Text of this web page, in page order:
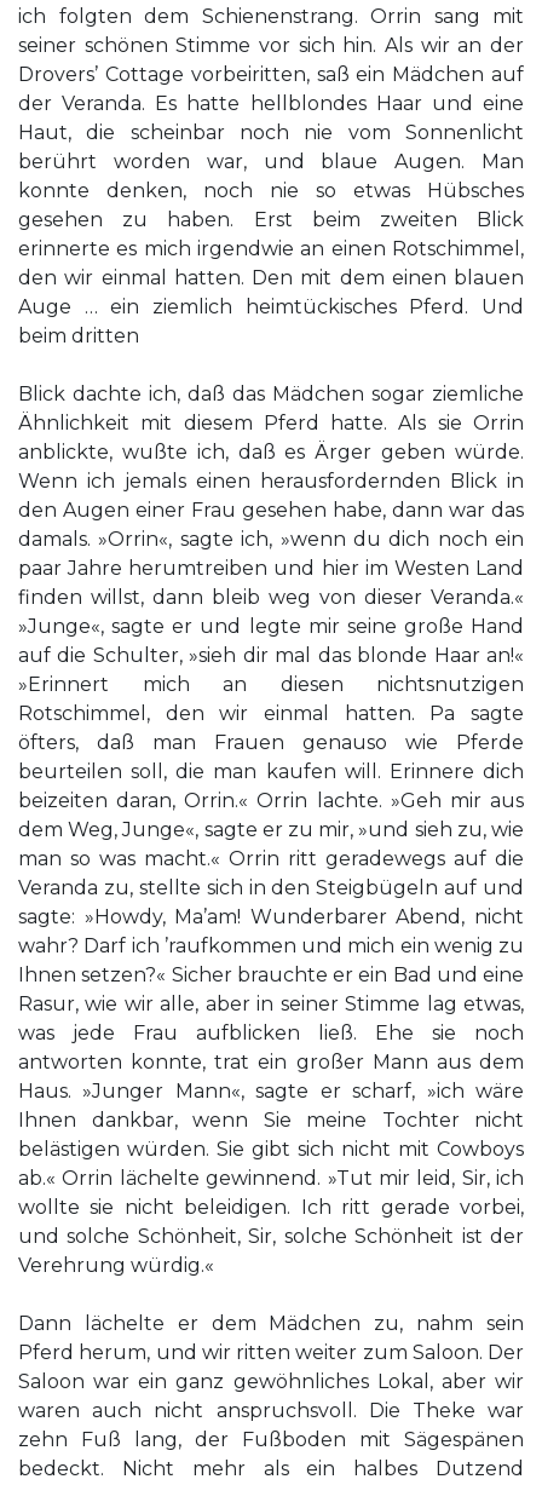
ich folgten dem Schienenstrang. Orrin sang mit
seiner schönen Stimme vor sich hin. Als wir an der
Drovers’ Cottage vorbeiritten, saß ein Mädchen auf
der Veranda. Es hatte hellblondes Haar und eine
Haut, die scheinbar noch nie vom Sonnenlicht
berührt worden war, und blaue Augen. Man
konnte denken, noch nie so etwas Hübsches
gesehen zu haben. Erst beim zweiten Blick
erinnerte es mich irgendwie an einen Rotschimmel,
den wir einmal hatten. Den mit dem einen blauen
Auge … ein ziemlich heimtückisches Pferd. Und
beim dritten
Blick dachte ich, daß das Mädchen sogar ziemliche
Ähnlichkeit mit diesem Pferd hatte. Als sie Orrin
anblickte, wußte ich, daß es Ärger geben würde.
Wenn ich jemals einen herausfordernden Blick in
den Augen einer Frau gesehen habe, dann war das
damals. »Orrin«, sagte ich, »wenn du dich noch ein
paar Jahre herumtreiben und hier im Westen Land
finden willst, dann bleib weg von dieser Veranda.«
»Junge«, sagte er und legte mir seine große Hand
auf die Schulter, »sieh dir mal das blonde Haar an!«
»Erinnert mich an diesen nichtsnutzigen
Rotschimmel, den wir einmal hatten. Pa sagte
öfters, daß man Frauen genauso wie Pferde
beurteilen soll, die man kaufen will. Erinnere dich
beizeiten daran, Orrin.« Orrin lachte. »Geh mir aus
dem Weg, Junge«, sagte er zu mir, »und sieh zu, wie
man so was macht.« Orrin ritt geradewegs auf die
Veranda zu, stellte sich in den Steigbügeln auf und
sagte: »Howdy, Ma’am! Wunderbarer Abend, nicht
wahr? Darf ich ’raufkommen und mich ein wenig zu
Ihnen setzen?« Sicher brauchte er ein Bad und eine
Rasur, wie wir alle, aber in seiner Stimme lag etwas,
was jede Frau aufblicken ließ. Ehe sie noch
antworten konnte, trat ein großer Mann aus dem
Haus. »Junger Mann«, sagte er scharf, »ich wäre
Ihnen dankbar, wenn Sie meine Tochter nicht
belästigen würden. Sie gibt sich nicht mit Cowboys
ab.« Orrin lächelte gewinnend. »Tut mir leid, Sir, ich
wollte sie nicht beleidigen. Ich ritt gerade vorbei,
und solche Schönheit, Sir, solche Schönheit ist der
Verehrung würdig.«
Dann lächelte er dem Mädchen zu, nahm sein
Pferd herum, und wir ritten weiter zum Saloon. Der
Saloon war ein ganz gewöhnliches Lokal, aber wir
waren auch nicht anspruchsvoll. Die Theke war
zehn Fuß lang, der Fußboden mit Sägespänen
bedeckt. Nicht mehr als ein halbes Dutzend